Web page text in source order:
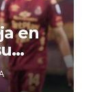
en